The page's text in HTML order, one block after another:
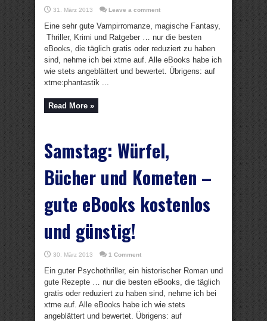
31. März 2013 Leave a comment
Eine sehr gute Vampirromanze, magische Fantasy,
Thriller, Krimi und Ratgeber … nur die besten
eBooks, die täglich gratis oder reduziert zu haben
sind, nehme ich bei xtme auf. Alle eBooks habe ich
wie stets angeblättert und bewertet. Übrigens: auf
xtme:phantastik ...
Read More »
Samstag: Würfel,
Bücher und Kometen –
gute eBooks kostenlos
und günstig!
30. März 2013 1 Comment
Ein guter Psychothriller, ein historischer Roman und
gute Rezepte … nur die besten eBooks, die täglich
gratis oder reduziert zu haben sind, nehme ich bei
xtme auf. Alle eBooks habe ich wie stets
angeblättert und bewertet. Übrigens: auf